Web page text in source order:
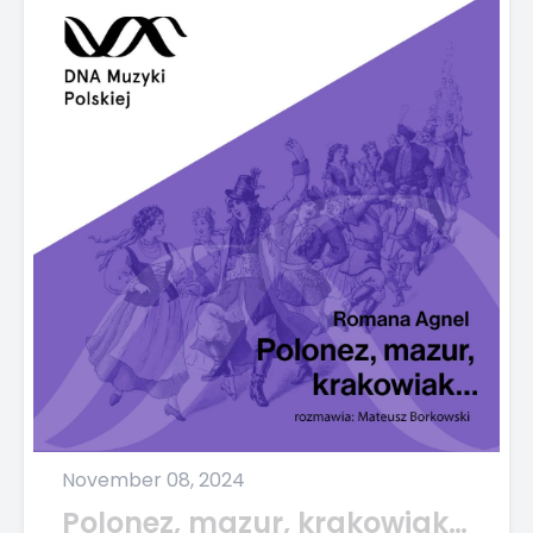
November 08, 2024
Polonez, mazur, krakowiak…